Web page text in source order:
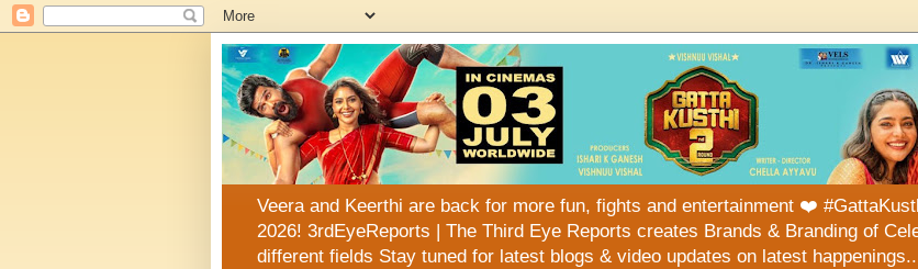
Veera and Keerthi are back for more fun, fights and entertainment ❤️
2026! 3rdEyeReports | The Third Eye Reports creates Brands & Branding of
different fields Stay tuned for latest blogs & video updates on latest